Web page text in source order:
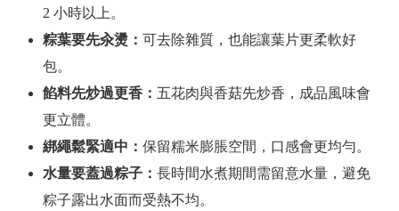
2 小時以上。
粽葉要先汆燙： 可去除雜質，也能讓葉片更柔軟好
包。
餡料先炒過更香： 五花肉與香菇先炒香，成品風味會
更立體。
綁繩鬆緊適中： 保留糯米膨脹空間，口感會更均勻。
水量要蓋過粽子： 長時間水煮期間需留意水量，避免
粽子露出水面而受熱不均。